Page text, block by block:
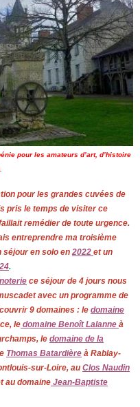
pour les amateurs d’art, d’histoire
pour les grandes cuvées de
pris le temps de visiter ce
remédier de toute urgence.
entreprendre ma troisième
séjour en solo en 2022 et un
.
ce séjour de 4 jours nous
avec un programme de
9 domaines : le domaine
le domaine Benoît Lalanne à
le domaine de la
Thomas Batardière à Rablay-
sur-Loire, au Clos Naudin
au domaine Jean-Baptiste